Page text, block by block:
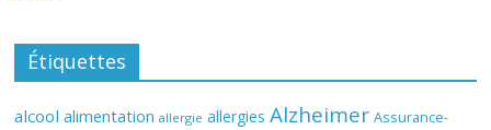
Étiquettes
alcool alimentation allergie allergies Alzheimer Assurance-